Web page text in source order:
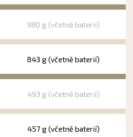
980 g (včetně baterií)
843 g (včetně baterií)
493 g (včetně baterií)
457 g (včetně baterií)